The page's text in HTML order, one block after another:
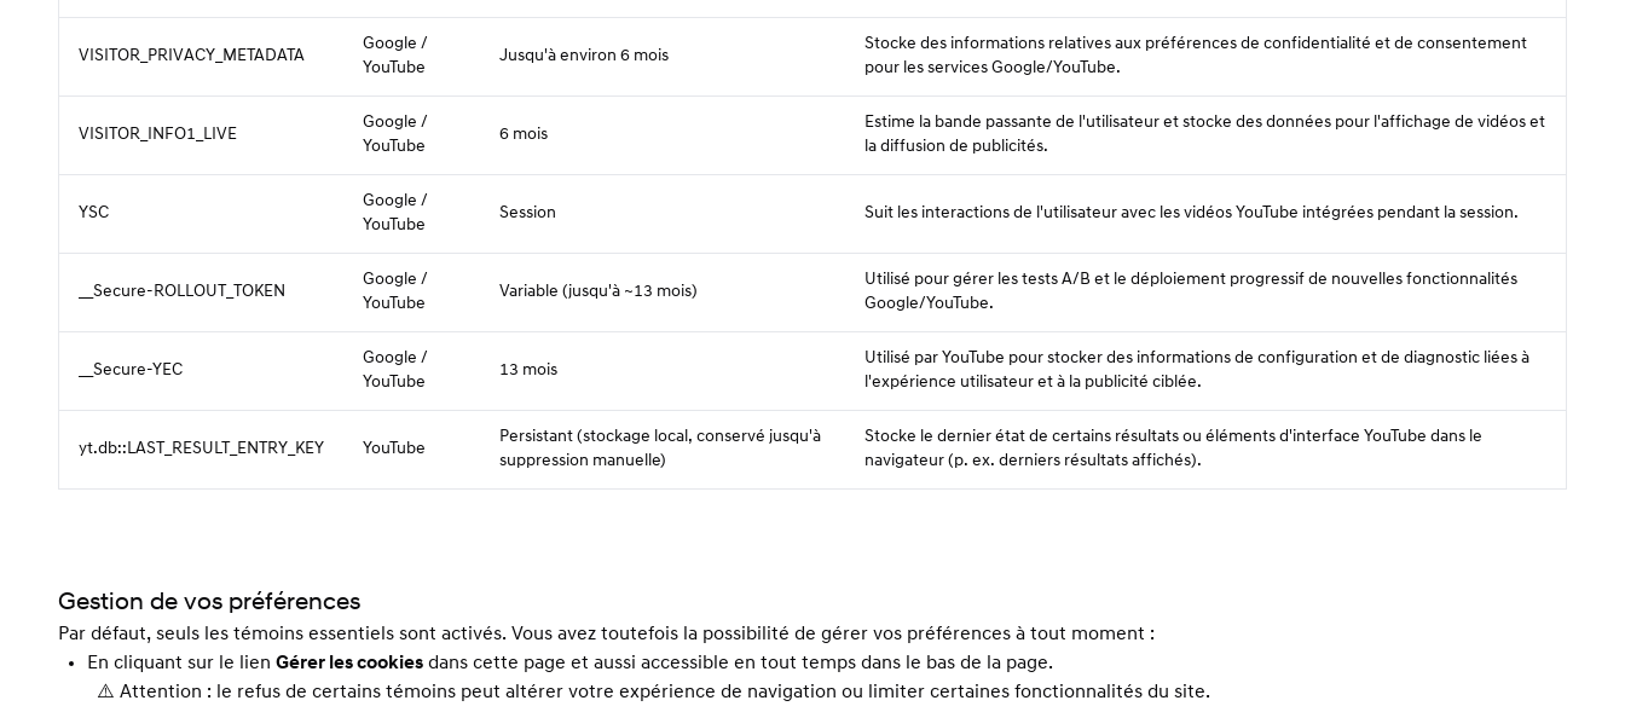
VISITOR_PRIVACY_METADATA
Google /
YouTube
Jusqu'à environ 6 mois
Stocke des informations relatives aux préférences de confidentialité et de consentement
pour les services Google/YouTube.
VISITOR_INFO1_LIVE
Google /
YouTube
6 mois
Estime la bande passante de l'utilisateur et stocke des données pour l'affichage de vidéos et
la diffusion de publicités.
YSC
Google /
YouTube
Session Suit les interactions de l'utilisateur avec les vidéos YouTube intégrées pendant la session.
__Secure-ROLLOUT_TOKEN
Google /
YouTube
Variable (jusqu'à ~13 mois)
Utilisé pour gérer les tests A/B et le déploiement progressif de nouvelles fonctionnalités
Google/YouTube.
__Secure-YEC
Google /
YouTube
13 mois
Utilisé par YouTube pour stocker des informations de configuration et de diagnostic liées à
l'expérience utilisateur et à la publicité ciblée.
yt.db::LAST_RESULT_ENTRY_KEY YouTube
Persistant (stockage local, conservé jusqu'à
suppression manuelle)
Stocke le dernier état de certains résultats ou éléments d'interface YouTube dans le
navigateur (p. ex. derniers résultats affichés).
Gestion de vos préférences
Par défaut, seuls les témoins essentiels sont activés. Vous avez toutefois la possibilité de gérer vos préférences à tout moment :
En cliquant sur le lien Gérer les cookies dans cette page et aussi accessible en tout temps dans le bas de la page.
⚠️ Attention : le refus de certains témoins peut altérer votre expérience de navigation ou limiter certaines fonctionnalités du site.